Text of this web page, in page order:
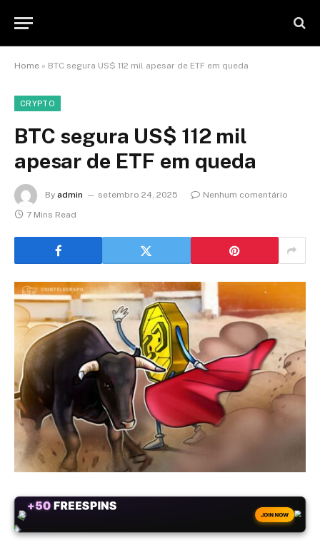
Home » BTC segura US$ 112 mil apesar de ETF em queda
CRYPTO
BTC segura US$ 112 mil
apesar de ETF em queda
By admin setembro 24, 2025
Nenhum comentário
7 Mins Read
+50 FREESPINS
JOIN NOW